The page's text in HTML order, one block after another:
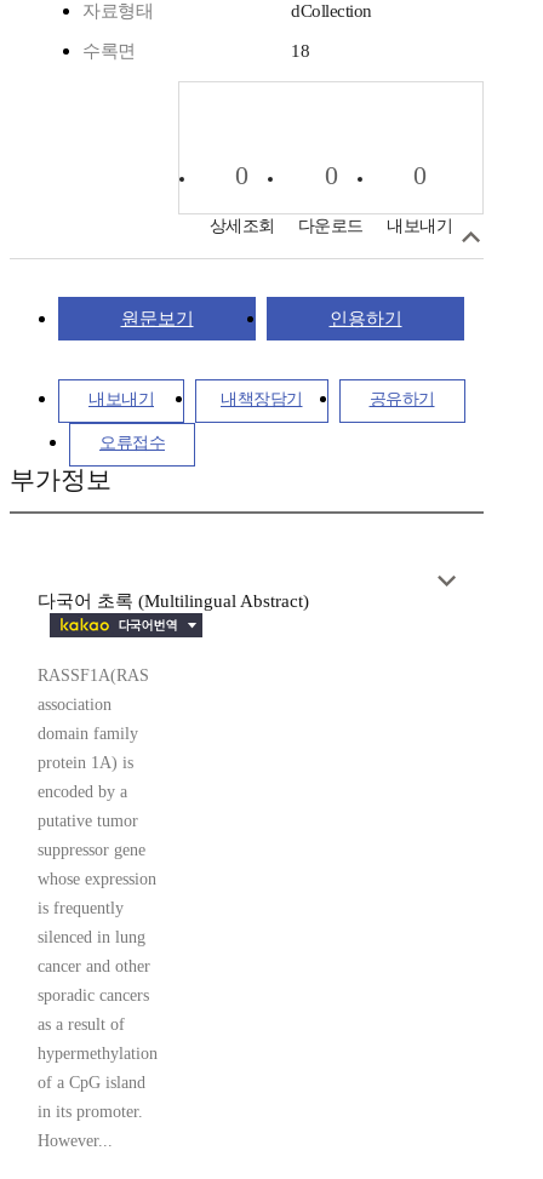
자료형태 dCollection
수록면 18
0
상세조회
0
다운로드
0
내보내기
원문보기 인용하기
내보내기 내책장담기 공유하기
오류접수
부가정보
다국어 초록 (Multilingual Abstract)
RASSF1A(RAS
association
domain family
protein 1A) is
encoded by a
putative tumor
suppressor gene
whose expression
is frequently
silenced in lung
cancer and other
sporadic cancers
as a result of
hypermethylation
of a CpG island
in its promoter.
However...